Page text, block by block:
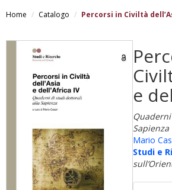
contenuto
Home Catalogo Percorsi in Civiltà
e
Sapienza
Mario
Studi e